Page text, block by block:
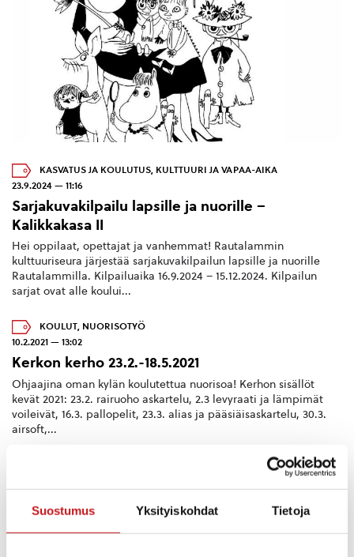
Suostumus Yksityiskohdat Tietoja
KASVATUS JA KOULUTUS, KULTTUURI JA VAPAA-AIKA
23.9.2024 — 11:16
Sarjakuvakilpailu lapsille ja nuorille –
Kalikkakasa II
Hei oppilaat, opettajat ja vanhemmat! Rautalammin
kulttuuriseura järjestää sarjakuvakilpailun lapsille ja nuorille
Rautalammilla. Kilpailuaika 16.9.2024 – 15.12.2024. Kilpailun
sarjat ovat alle koului...
KOULUT, NUORISOTYÖ
10.2.2021 — 13:02
Kerkon kerho 23.2.-18.5.2021
Ohjaajina oman kylän koulutettua nuorisoa! Kerhon sisällöt
kevät 2021: 23.2. rairuoho askartelu, 2.3 levyraati ja lämpimät
voileivät, 16.3. pallopelit, 23.3. alias ja pääsiäisaskartelu, 30.3.
airsoft,...